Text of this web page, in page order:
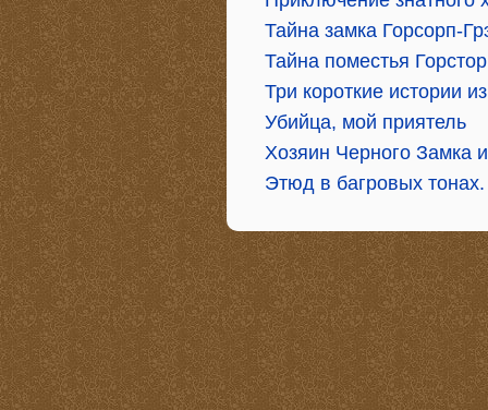
Тайна замка Горсорп-
Тайна поместья
Три короткие истории
Убийца, мой приятель
Хозяин Черного Замка
Этюд в багровых